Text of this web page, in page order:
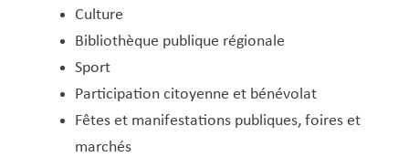
Culture
Bibliothèque publique régionale
Sport
Participation citoyenne et bénévolat
Fêtes et manifestations publiques, foires et
marchés